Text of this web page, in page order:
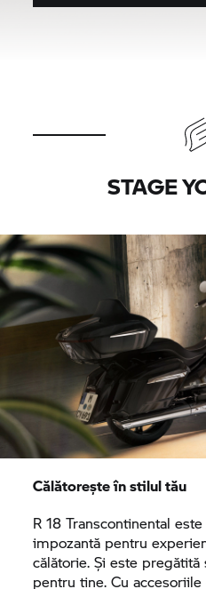
STAGE
Călătorește în stilul tău
R 18 Transcontinental
impozantă pentru
călătorie. Și este
pentru tine. Cu